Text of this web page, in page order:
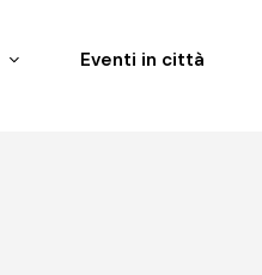
Eventi in città